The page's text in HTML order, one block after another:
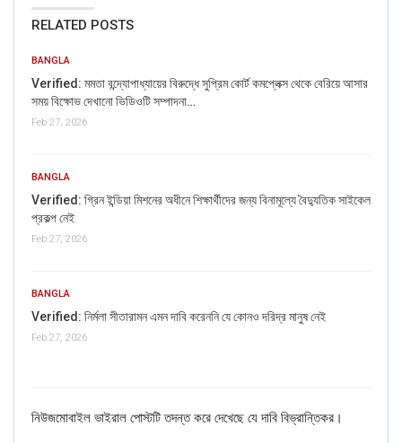
Hence, the man in question here is not Vikas Dubey and
this claim is FAKE.
WhatsApp it now on +91 88268 00707
RELATED POSTS
BANGLA
Verified: মমতা বন্দ্যোপাধ্যায়ের বিরুদ্ধে সুপ্রিম কোর্ট কমপ্লেক্স থেকে বেরিয়ে আসার
সময় বিক্ষোভ দেখানো ভিডিওটি সম্পাদনা…
Feb 27, 2026
BANGLA
Verified: গ্রিন ইন্ডিয়া মিশনের অধীনে শিক্ষার্থীদের জন্য বিনামূল্যে বৈদ্যুতিক সাইকেল
প্রকল্প নেই
Feb 27, 2026
BANGLA
Verified: নির্মলা সীতারামন এমন দাবি করেননি যে কোনও দরিদ্র মানুষ নেই
Feb 27, 2026
নিউজমোবাইল ভাইরাল পোস্টটি তদন্ত করে দেখেছে যে দাবি বিভ্রান্তিকর।